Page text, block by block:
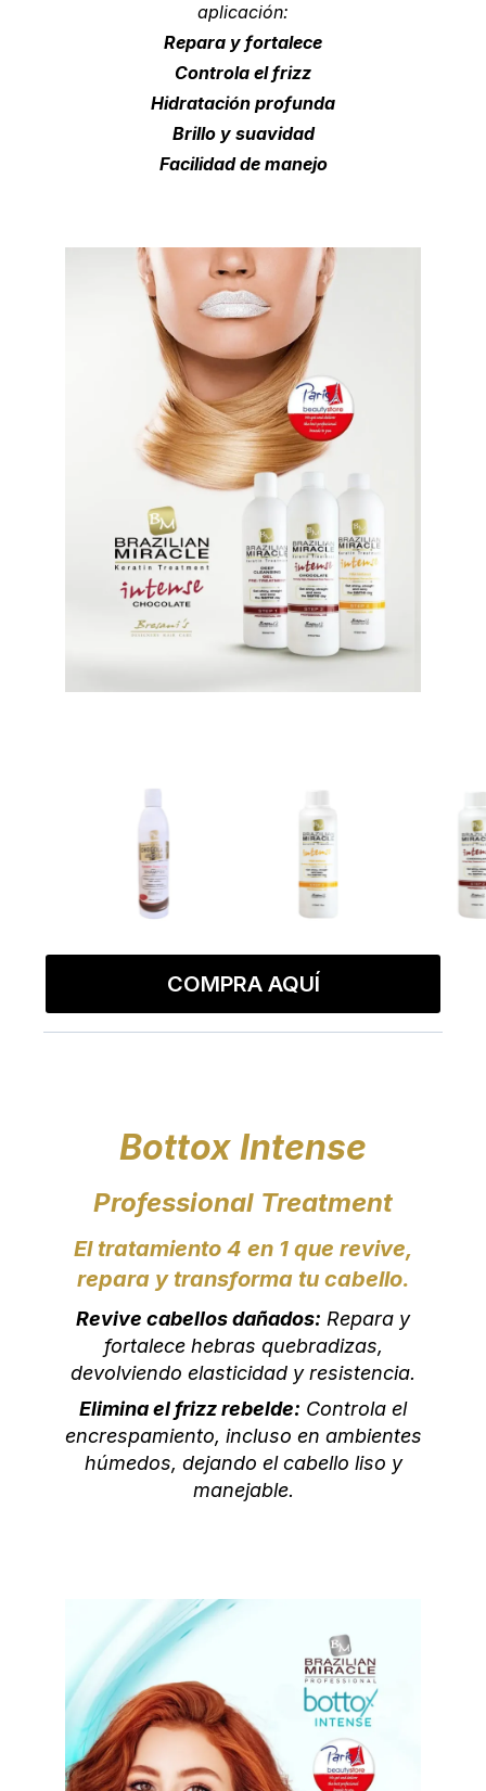
aplicación:
Repara y fortalece
Controla el frizz
Hidratación profunda
Brillo y suavidad
Facilidad de manejo
COMPRA AQUÍ
Bottox Intense
Professional Treatment
El tratamiento 4 en 1 que revive,
repara y transforma tu cabello.
Revive cabellos dañados: Repara y
fortalece hebras quebradizas,
devolviendo elasticidad y resistencia.
Elimina el frizz rebelde: Controla el
encrespamiento, incluso en ambientes
húmedos, dejando el cabello liso y
manejable.